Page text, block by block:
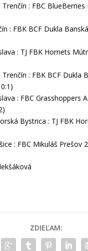
Trenčín : FBC
: FBK BCF Dukla
: TJ FBK Hornets
Trenčín : FBK BCF Dukla
: FBC Grasshoppers
Bystrica : TJ FBK
: FBC Mikuláš Prešov
ZDIEĽAM: